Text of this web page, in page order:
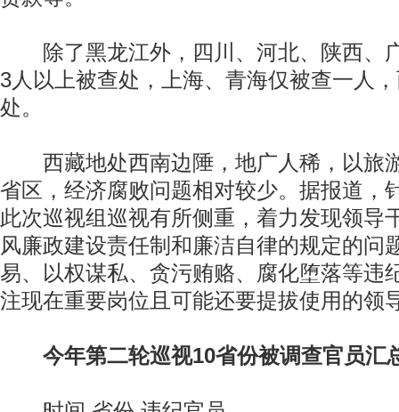
除了黑龙江外，四川、河北、陕西、
3人以上被查处，上海、青海仅被查一人
处。
西藏地处西南边陲，地广人稀，以旅
省区，经济腐败问题相对较少。据报道，
此次巡视组巡视有所侧重，着力发现领导
风廉政建设责任制和廉洁自律的规定的问
易、以权谋私、贪污贿赂、腐化堕落等违
注现在重要岗位且可能还要提拔使用的领
今年第二轮巡视10省份被调查官员汇